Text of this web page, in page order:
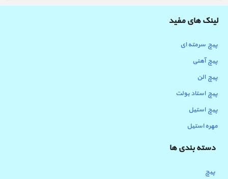
لینک های مفید
پیچ سرمته ای
پیچ آهنی
پیچ الن
پیچ استاد بولت
پیچ استیل
مهره استیل
دسته بندی ها
پیچ